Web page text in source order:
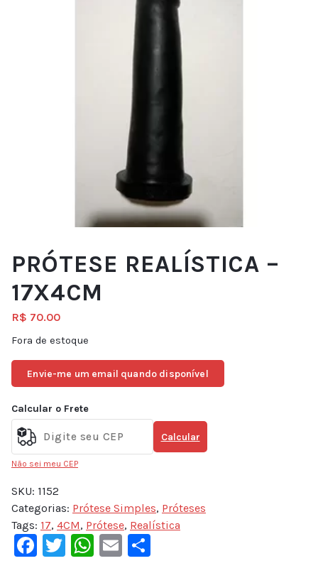
PRÓTESE REALÍSTICA –
17X4CM
R$ 70.00
Fora de estoque
Envie-me um email quando disponível
Calcular o Frete
Calcular
Não sei meu CEP
SKU: 1152
Categorias: Prótese Simples, Próteses
Tags: 17, 4CM, Prótese, Realística
Facebook
Twitter
WhatsApp
Email